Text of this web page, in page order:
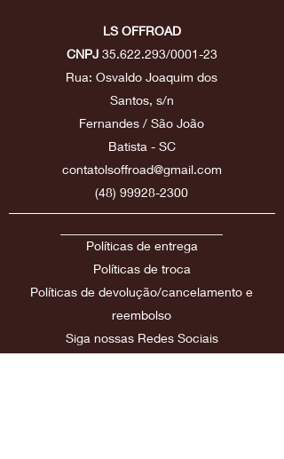
LS OFFROAD
CNPJ 35.622.293/0001-23
Rua: Osvaldo Joaquim dos
Santos, s/n
Fernandes / São João
Batista - SC
contatolsoffroad@gmail.com
(48) 99928-2300
Políticas de entrega
Políticasde troca
Políticas de devolução/cancelamento e
reembolso
Siga nossas Redes Sociais